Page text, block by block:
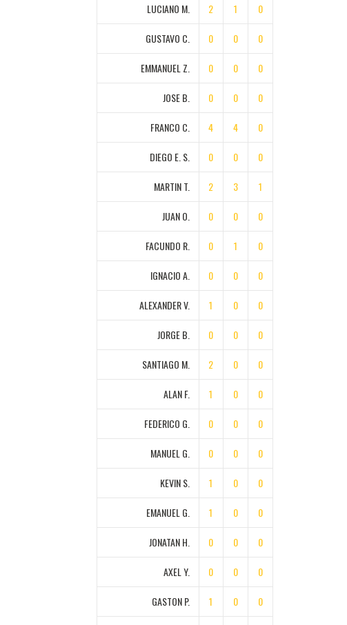
LUCIANO M. 2 1 0
GUSTAVO C. 0 0 0
EMMANUEL Z. 0 0 0
JOSE B. 0 0 0
FRANCO C. 4 4 0
DIEGO E. S. 0 0 0
MARTIN T. 2 3 1
JUAN O. 0 0 0
FACUNDO R. 0 1 0
IGNACIO A. 0 0 0
ALEXANDER V. 1 0 0
JORGE B. 0 0 0
SANTIAGO M. 2 0 0
ALAN F. 1 0 0
FEDERICO G. 0 0 0
MANUEL G. 0 0 0
KEVIN S. 1 0 0
EMANUEL G. 1 0 0
JONATAN H. 0 0 0
AXEL Y. 0 0 0
GASTON P. 1 0 0